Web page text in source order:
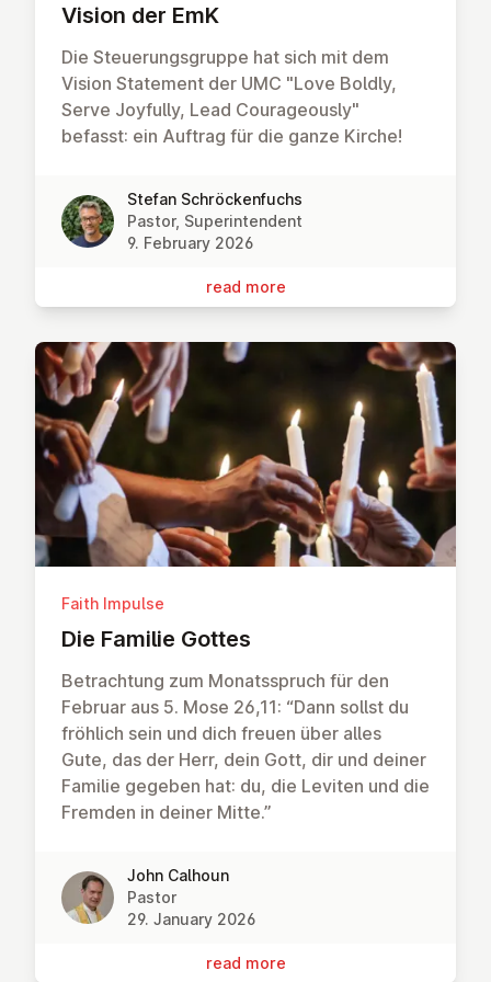
Vision der EmK
Die Steuerungsgruppe hat sich mit dem
Vision Statement der UMC "Love Boldly,
Serve Joyfully, Lead Courageously"
befasst: ein Auftrag für die ganze Kirche!
Stefan Schröckenfuchs
Pastor, Superintendent
9. February 2026
read more
Faith Impulse
Die Familie Gottes
Betrachtung zum Monatsspruch für den
Februar aus 5. Mose 26,11: “Dann sollst du
fröhlich sein und dich freuen über alles
Gute, das der Herr, dein Gott, dir und deiner
Familie gegeben hat: du, die Leviten und die
Fremden in deiner Mitte.”
John Calhoun
Pastor
29. January 2026
read more